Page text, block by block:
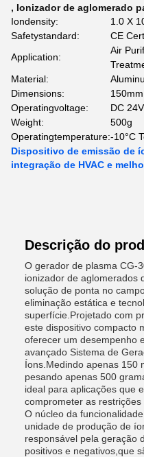
, Ionizador de aglomerado
Iondensity:
1.0 X
Safetystandard:
CE
Application:
Air
Material:
Dimensions:
Operatingvoltage:
DC 24V
Weight:
500g
Operatingtemperature:-10°C
Dispositivo de emissão de
integração de HVAC e
Descrição do
O gerador de plasma CG-
ionizador de aglomerados
solução de ponta no
eliminação estática e
superfície.Projetado com
este dispositivo compacto
oferecer um desempenho
avançado Sistema de
Íons.Medindo apenas 150
pesando apenas 500
ideal para aplicações que
comprometer as restrições
O núcleo da
unidade de produção de
responsável pela geração
positivos e negativos,que